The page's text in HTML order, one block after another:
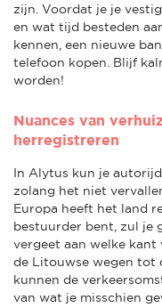
zijn. Voordat je je
en wat tijd besteden
kennen, een nieuwe
telefoon kopen. Blijf
worden!
Nuances van
herregistreren
In Alytus kun je
zolang het niet
Europa heeft het land
bestuurder bent, zul je
vergeet aan welke kant
de Litouwse wegen tot
kunnen de
van wat je misschien